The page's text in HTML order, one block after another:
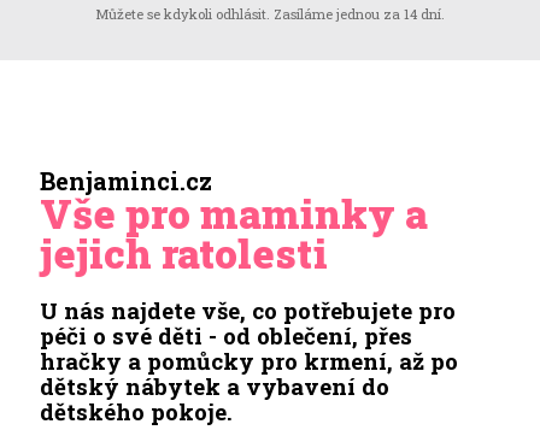
Můžete se kdykoli odhlásit. Zasíláme jednou za 14 dní.
Benjaminci.cz
Vše pro maminky a
jejich ratolesti
U nás najdete vše, co potřebujete pro
péči o své děti - od oblečení, přes
hračky a pomůcky pro krmení, až po
dětský nábytek a vybavení do
dětského pokoje.